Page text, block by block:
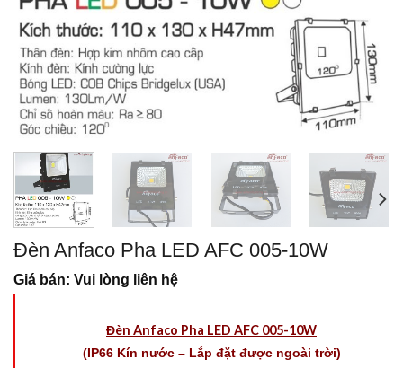
Đèn Anfaco Pha LED AFC 005-10W
Giá bán: Vui lòng liên hệ
Đèn Anfaco Pha LED AFC 005-10W
(IP66 Kín nước – Lắp đặt được ngoài trời)